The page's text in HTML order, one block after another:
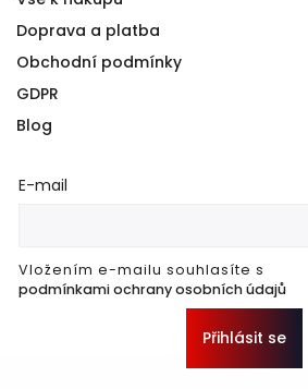
Doprava a platba
Obchodní podmínky
GDPR
Blog
E-mail
Vložením e-mailu souhlasíte s
podmínkami ochrany osobních údajů
Přihlásit se